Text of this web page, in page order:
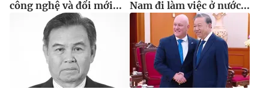
công nghệ và đổi mới...
Nam đi làm việc ở nước...